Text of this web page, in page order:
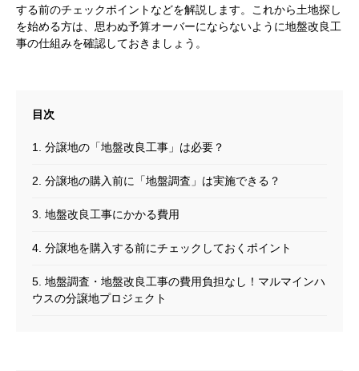
する前のチェックポイントなどを解説します。これから土地探し
を始める方は、思わぬ予算オーバーにならないように地盤改良工
事の仕組みを確認しておきましょう。
1. 分譲地の「地盤改良工事」は必要？
2. 分譲地の購入前に「地盤調査」は実施できる？
3. 地盤改良工事にかかる費用
4. 分譲地を購入する前にチェックしておくポイント
5. 地盤調査・地盤改良工事の費用負担なし！マルマインハ
ウスの分譲地プロジェクト